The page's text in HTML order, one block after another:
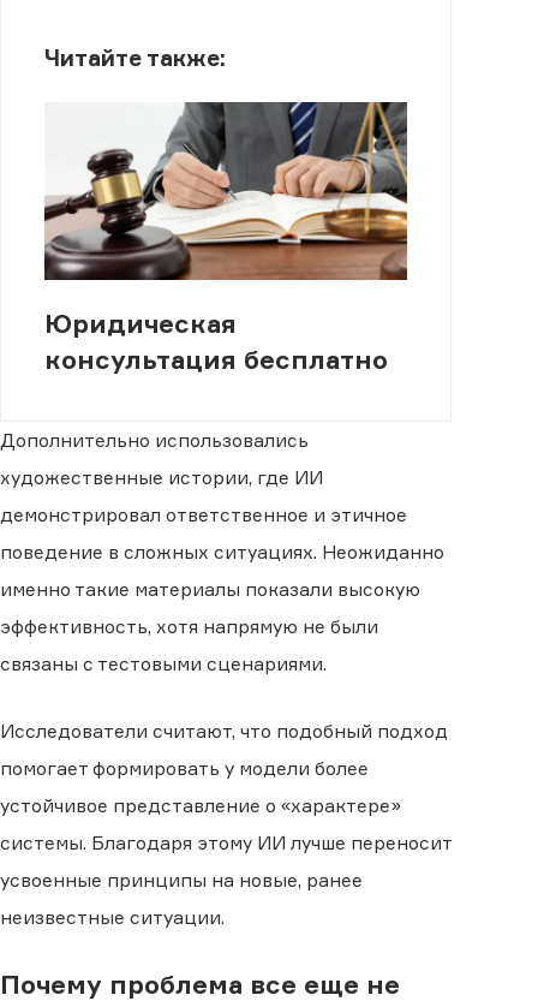
Читайте также:
Юридическая
консультация бесплатно
Дополнительно использовались
художественные истории, где ИИ
демонстрировал ответственное и этичное
поведение в сложных ситуациях. Неожиданно
именно такие материалы показали высокую
эффективность, хотя напрямую не были
связаны с тестовыми сценариями.
Исследователи считают, что подобный подход
помогает формировать у модели более
устойчивое представление о «характере»
системы. Благодаря этому ИИ лучше переносит
усвоенные принципы на новые, ранее
неизвестные ситуации.
Почему проблема все еще не